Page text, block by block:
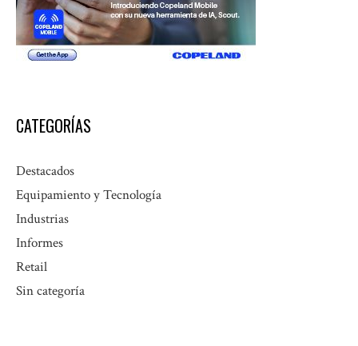
CATEGORÍAS
Destacados
Equipamiento y Tecnología
Industrias
Informes
Retail
Sin categoría